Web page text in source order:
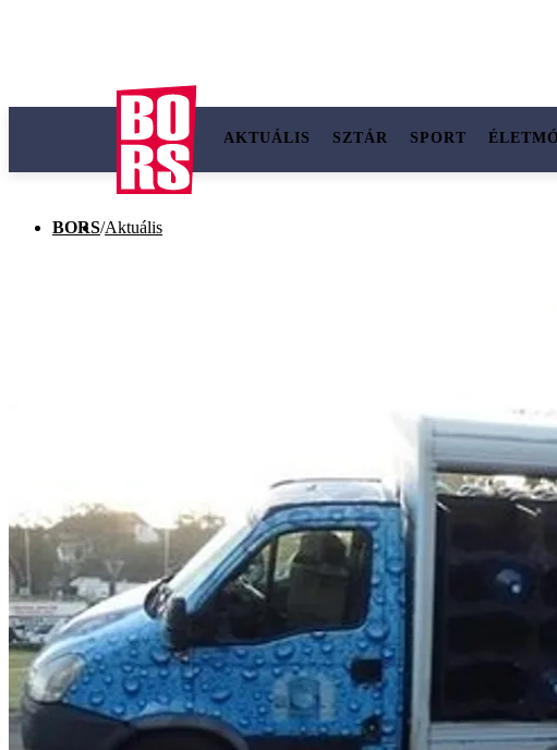
AKTUÁLIS SZTÁR SPORT
BORS/Aktuális